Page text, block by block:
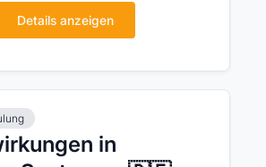
Details anzeigen
in